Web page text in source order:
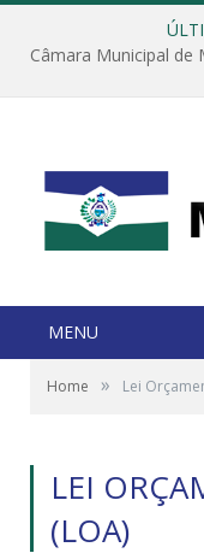
MENU
Home » Lei
LEI
(LOA)